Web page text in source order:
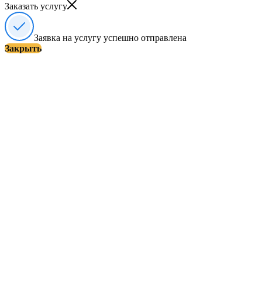
Заказать услугу
Заявка на услугу успешно отправлена
Закрыть